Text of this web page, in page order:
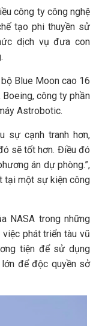
công ty công nghệ
tạo phi thuyền sử
dịch vụ đưa con
Blue Moon cao 16
công ty phần
Astrobotic.
sự cạnh tranh hơn,
sẽ tốt hơn. Điều đó
án dự phòng.”,
tại một sự kiện công
NASA trong những
phát triển tàu vũ
tiện để sử dụng
để độc quyền sở